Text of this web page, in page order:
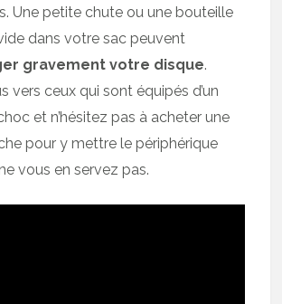
Une petite chute ou une bouteille
dans votre sac peuvent
gravement votre disque.
vers ceux qui sont équipés d’un
et n’hésitez pas à acheter une
pour y mettre le périphérique
vous en servez pas.